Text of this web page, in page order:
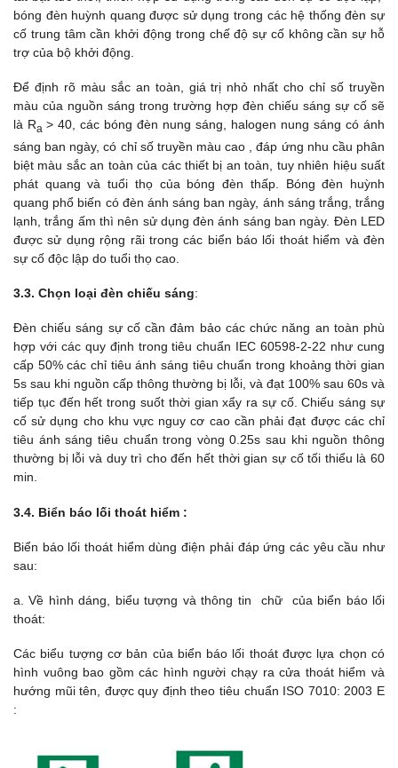
bóng đèn huỳnh quang được sử dụng trong các hệ thống đèn sự
cố trung tâm cần khởi động trong chế độ sự cố không cần sự hỗ
trợ của bộ khởi động.
Để định rõ màu sắc an toàn, giá trị nhỏ nhất cho chỉ số truyền
màu của nguồn sáng trong trường hợp đèn chiếu sáng sự cố sẽ
là Ra > 40, các bóng đèn nung sáng, halogen nung sáng có ánh
sáng ban ngày, có chỉ số truyền màu cao , đáp ứng nhu cầu phân
biệt màu sắc an toàn của các thiết bị an toàn, tuy nhiên hiệu suất
phát quang và tuổi thọ của bóng đèn thấp. Bóng đèn huỳnh
quang phổ biến có đèn ánh sáng ban ngày, ánh sáng trắng, trắng
lạnh, trắng ấm thì nên sử dụng đèn ánh sáng ban ngày. Đèn LED
được sử dụng rộng rãi trong các biển báo lối thoát hiểm và đèn
sự cố độc lập do tuổi thọ cao.
3.3. Chọn loại đèn chiếu sáng:
Đèn chiếu sáng sự cố cần đảm bảo các chức năng an toàn phù
hợp với các quy định trong tiêu chuẩn IEC 60598-2-22 như cung
cấp 50% các chỉ tiêu ánh sáng tiêu chuẩn trong khoảng thời gian
5s sau khi nguồn cấp thông thường bị lỗi, và đạt 100% sau 60s và
tiếp tục đến hết trong suốt thời gian xẩy ra sự cố. Chiếu sáng sự
cố sử dụng cho khu vực nguy cơ cao cần phải đạt được các chỉ
tiêu ánh sáng tiêu chuẩn trong vòng 0.25s sau khi nguồn thông
thường bị lỗi và duy trì cho đến hết thời gian sự cố tối thiểu là 60
min.
3.4. Biển báo lối thoát hiểm :
Biển báo lối thoát hiểm dùng điện phải đáp ứng các yêu cầu như
sau:
a. Về hình dáng, biểu tượng và thông tin chữ của biển báo lối
thoát:
Các biểu tượng cơ bản của biển báo lối thoát được lựa chọn có
hình vuông bao gồm các hình người chạy ra cửa thoát hiểm và
hướng mũi tên, được quy định theo tiêu chuẩn ISO 7010: 2003 E
: